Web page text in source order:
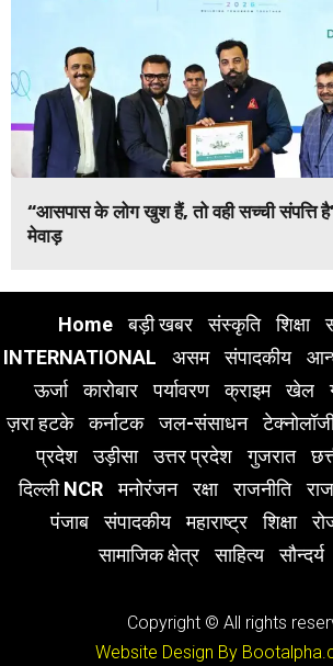
“आसपास के लोग खुश हैं, तो वही सच्ची संपत्ति
मेवाड़
Home बड़ी खबर संस्कृति शिक्षा
INTERNATIONAL
असम संपादकीय
ऊर्जा
कारोबार पर्यावरण क्राइम खेल
ज़रा हटके
कर्नाटक जल-संसाधन
प्रदेश
उड़ीसा उत्तर प्रदेश गुजरात
दिल्ली NCR
मनोरंजन रक्षा राजनीति
पंजाब
संपादकीय महाराष्ट्र शिक्षा
सामाजिक क्षेत्र
साहित्य सौन्दर्य
Copyright © All rights
Website Design By